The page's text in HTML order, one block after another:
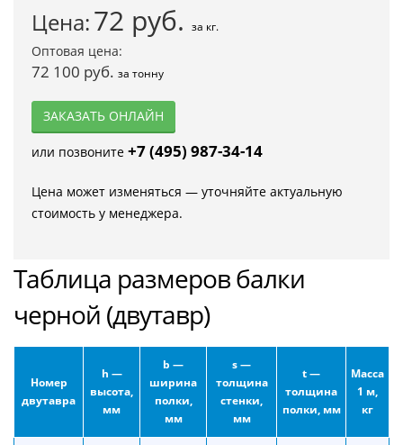
Цена:72 руб. за кг.
Оптовая цена:
72 100 руб. за тонну
ЗАКАЗАТЬ ОНЛАЙН
или позвоните +7 (495) 987-34-14
Цена может изменяться — уточняйте актуальную
стоимость у менеджера.
Таблица размеров балки
черной (двутавр)
Номер
двутавра
h —
высота,
мм
b —
ширина
полки,
мм
s —
толщина
стенки,
мм
t —
толщина
полки, мм
Масса
1 м,
кг